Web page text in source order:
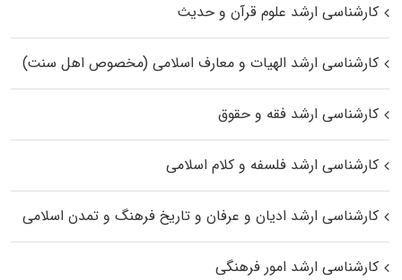
کارشناسی ارشد علوم قرآن و حدیث
کارشناسی ارشد الهیات و معارف اسلامی (مخصوص اهل سنت)
کارشناسی ارشد فقه و حقوق
کارشناسی ارشد فلسفه و کلام اسلامی
کارشناسی ارشد ادیان و عرفان و تاریخ فرهنگ و تمدن اسلامی
کارشناسی ارشد امور فرهنگی